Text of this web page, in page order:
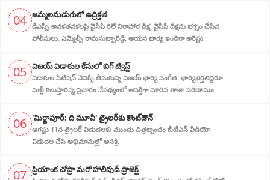
04 జ‌మ్మ‌ల‌మ‌డుగులో ఉద్రిక్త‌త‌
డీఎస్సీ అవ‌క‌త‌వ‌క‌ల‌పై వైసీపీ రిలే నిరాహార‌ దీక్ష‌. వైసీపీ దీక్ష‌ను భ‌గ్నం చేసిన
పోలీసులు. ఎమ్మెల్సీ రామసుబ్బారెడ్డి, ఆయ‌న‌ భార్య ఇందిరా అరెస్టు
05 విజ‌య్ విడాకుల కేసులో బిగ్ ట్విస్ట్‌
విడాకుల‌ పిటిషన్ వెన‌క్కి తీసుకున్న విజ‌య్ భార్య‌ సంగీత. భార్య‌భ‌ర్త‌లిద్ద‌రూ
మళ్లీ కలుస్తారన్న ప్రచారం నేపథ్యంలో ఆస‌క్తిగా మారిన తాజా పరిణామం
06 'మిర్జాపూర్: ది మూవీ' ట్రైలర్‌కు కౌంట్‌డౌన్
ఆగస్టు 11న ట్రైలర్ విడుదలకు ముందు చిత్రబృందం బీటీఎస్ వీడియో
విడుదల చేసి అభిమానుల్లో ఆసక్తి.
07 ప్రియాంక చోప్రా మరో హాలీవుడ్ ప్రాజెక్ట్